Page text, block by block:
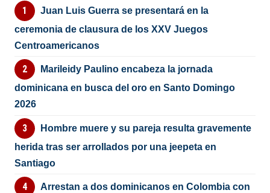
Juan Luis Guerra se presentará en la
ceremonia de clausura de los XXV Juegos
Centroamericanos
Marileidy Paulino encabeza la jornada
dominicana en busca del oro en Santo Domingo
2026
Hombre muere y su pareja resulta gravemente
herida tras ser arrollados por una jeepeta en
Santiago
Arrestan a dos dominicanos en Colombia con